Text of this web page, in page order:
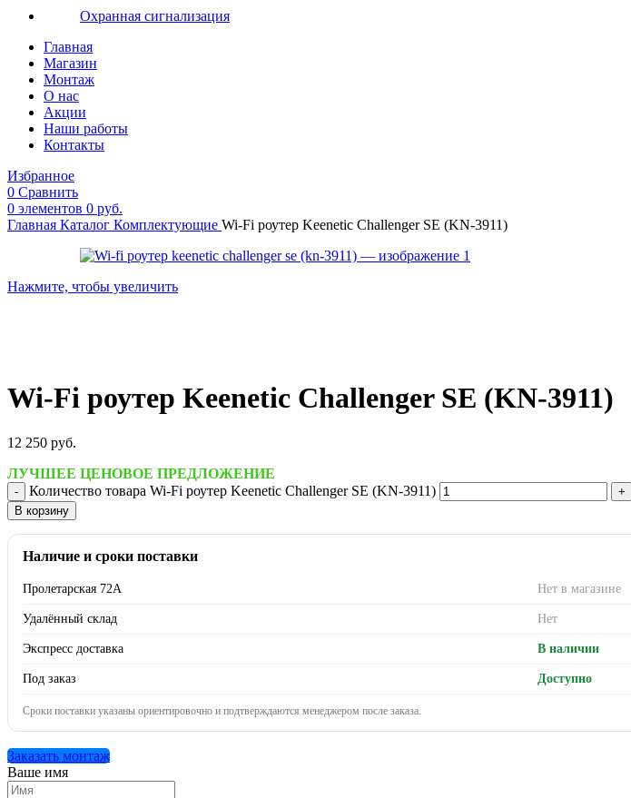
Охранная сигнализация
Главная
Магазин
Монтаж
О нас
Акции
Наши работы
Контакты
Избранное
0 Сравнить
0 элементов 0 руб.
Главная Каталог Комплектующие Wi-Fi роутер Keenetic Challenger SE (KN-3911)
Нажмите, чтобы увеличить
Wi-Fi роутер Keenetic Challenger SE (KN-3911)
12 250 руб.
ЛУЧШЕЕ ЦЕНОВОЕ ПРЕДЛОЖЕНИЕ
Количество товара Wi-Fi роутер Keenetic Challenger SE (KN-3911)
В корзину
Наличие и сроки поставки
Пролетарская 72А Нет в магазине
Удалённый склад Нет
Экспресс доставка В наличии
Под заказ Доступно
Сроки поставки указаны ориентировочно и подтверждаются менеджером после заказа.
Заказать монтаж
Ваше имя